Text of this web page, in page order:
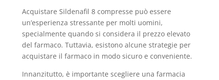
Acquistare Sildenafil 8 compresse può essere
un’esperienza stressante per molti uomini,
specialmente quando si considera il prezzo elevato
del farmaco. Tuttavia, esistono alcune strategie per
acquistare il farmaco in modo sicuro e conveniente.
Innanzitutto, è importante scegliere una farmacia